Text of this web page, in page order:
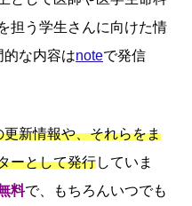
担う学生さんに向けた情
的な内容はnoteで発信
新情報や、それらをま
ーとして発行していま
料で、もちろんいつでも